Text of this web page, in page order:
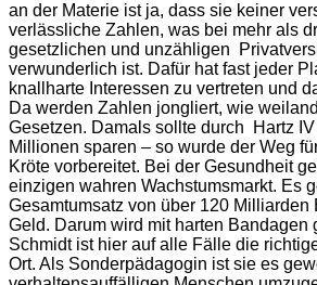
an der Materie ist ja, dass sie keiner
verlässliche Zahlen, was bei mehr als
gesetzlichen und unzähligen
verwunderlich ist. Dafür hat fast jeder
knallharte Interessen zu vertreten und
Da werden Zahlen jongliert, wie
Gesetzen. Damals sollte durch Hartz
Millionen sparen – so wurde der Weg
Kröte vorbereitet. Bei der Gesundheit
einzigen wahren Wachstumsmarkt. Es
Gesamtumsatz von über 120 Milliarden
Geld. Darum wird mit harten Bandagen
Schmidt ist hier auf alle Fälle die
Ort. Als Sonderpädagogin ist sie es